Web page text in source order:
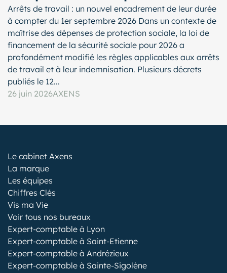
Arrêts de travail : un nouvel encadrement de leur durée
à compter du 1er septembre 2026 Dans un contexte de
maîtrise des dépenses de protection sociale, la loi de
financement de la sécurité sociale pour 2026 a
profondément modifié les règles applicables aux arrêts
de travail et à leur indemnisation. Plusieurs décrets
publiés le 12...
26 juin 2026AXENS
Le cabinet Axens
La marque
Les équipes
Chiffres Clés
Vis ma Vie
Voir tous nos bureaux
Expert-comptable à Lyon
Expert-comptable à Saint-Etienne
Expert-comptable à Andrézieux
Expert-comptable à Sainte-Sigolène